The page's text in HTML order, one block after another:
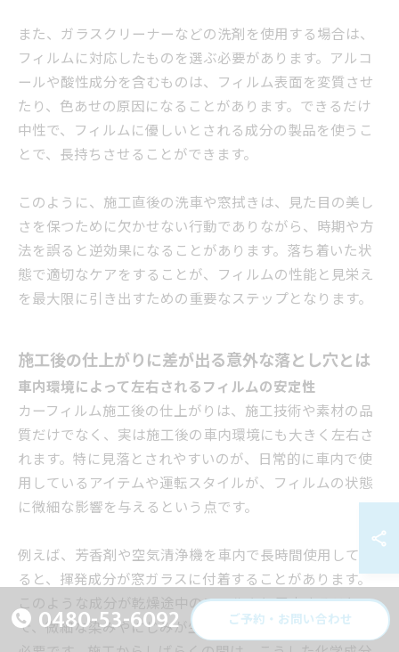
また、ガラスクリーナーなどの洗剤を使用する場合は、
フィルムに対応したものを選ぶ必要があります。アルコ
ールや酸性成分を含むものは、フィルム表面を変質させ
たり、色あせの原因になることがあります。できるだけ
中性で、フィルムに優しいとされる成分の製品を使うこ
とで、長持ちさせることができます。
このように、施工直後の洗車や窓拭きは、見た目の美し
さを保つために欠かせない行動でありながら、時期や方
法を誤ると逆効果になることがあります。落ち着いた状
態で適切なケアをすることが、フィルムの性能と見栄え
を最大限に引き出すための重要なステップとなります。
施工後の仕上がりに差が出る意外な落とし穴とは
車内環境によって左右されるフィルムの安定性
カーフィルム施工後の仕上がりは、施工技術や素材の品
質だけでなく、実は施工後の車内環境にも大きく左右さ
れます。特に見落とされやすいのが、日常的に車内で使
用しているアイテムや運転スタイルが、フィルムの状態
に微細な影響を与えるという点です。
例えば、芳香剤や空気清浄機を車内で長時間使用してい
ると、揮発成分が窓ガラスに付着することがあります。
このような成分が乾燥途中のフィルムと反応すること
で、微細な染みやにじみが生じることがあるため注意が
0480-53-6092 ご予約・お問い合わせ